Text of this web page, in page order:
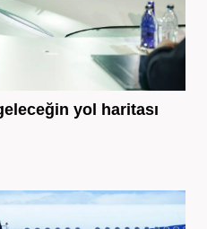
yol haritası